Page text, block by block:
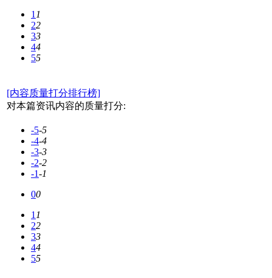
11
22
33
44
55
[内容质量打分排行榜]
对本篇资讯内容的质量打分:
-5-5
-4-4
-3-3
-2-2
-1-1
00
11
22
33
44
55